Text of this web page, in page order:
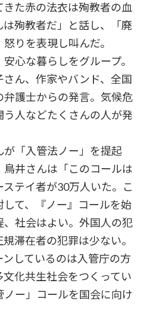
た赤の法衣は殉教者の血
殉教者だ」と話し、「廃
りを表現し叫んだ。
心な暮らしをグループ。
ん、作家やバンド、全国
護士からの発言。気候危
人などたくさんの人が発
「入管法ノー」を提起
鳥井さんは「このコールは
テイ者が30万人いた。こ
て、『ノー』コールを始
社会はよい。外国人の犯
滞在者の犯罪は少ない。
しているのは入管庁の方
化共生社会をつくってい
ー」コールを国会に向け